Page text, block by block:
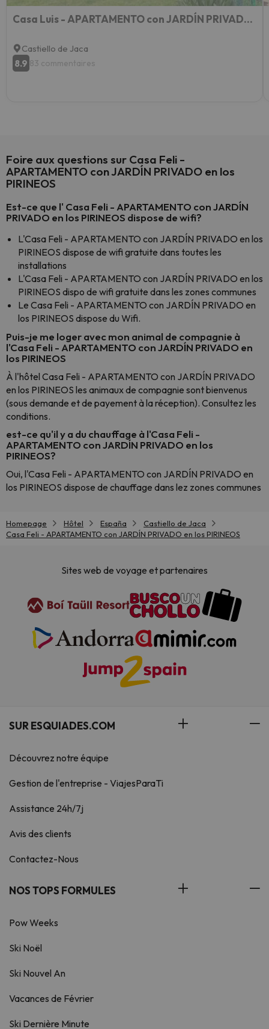
Casa Luis - APARTAMENTO con JARDÍN PRIVADO en los PIRINEOS
Castiello de Jaca
8.9 83 commentaires
Foire aux questions sur Casa Feli -
APARTAMENTO con JARDÍN PRIVADO en los
PIRINEOS
Est-ce que l' Casa Feli - APARTAMENTO con JARDÍN
PRIVADO en los PIRINEOS dispose de wifi?
L'Casa Feli - APARTAMENTO con JARDÍN PRIVADO en los
PIRINEOS dispose de wifi gratuite dans toutes les
installations
L'Casa Feli - APARTAMENTO con JARDÍN PRIVADO en los
PIRINEOS dispo de wifi gratuite dans les zones communes
Le Casa Feli - APARTAMENTO con JARDÍN PRIVADO en
los PIRINEOS dispose du Wifi.
Puis-je me loger avec mon animal de compagnie à
l'Casa Feli - APARTAMENTO con JARDÍN PRIVADO en
los PIRINEOS
À l'hôtel Casa Feli - APARTAMENTO con JARDÍN PRIVADO
en los PIRINEOS les animaux de compagnie sont bienvenus
(sous demande et de payement à la réception). Consultez les
conditions.
est-ce qu'il y a du chauffage à l'Casa Feli -
APARTAMENTO con JARDÍN PRIVADO en los
PIRINEOS?
Oui, l'Casa Feli - APARTAMENTO con JARDÍN PRIVADO en
los PIRINEOS dispose de chauffage dans lez zones communes
Homepage Hôtel España
Castiello de Jaca
Casa Feli - APARTAMENTO con JARDÍN PRIVADO en los PIRINEOS
Sites web de voyage et partenaires
SUR ESQUIADES.COM
Découvrez notre équipe
Gestion de l'entreprise - ViajesParaTi
Assistance 24h/7j
Avis des clients
Contactez-Nous
NOS TOPS FORMULES
Pow Weeks
Ski Noël
Ski Nouvel An
Vacances de Février
Ski Dernière Minute